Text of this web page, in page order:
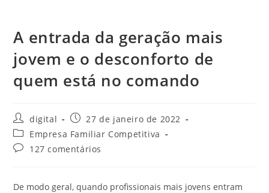
A entrada da geração mais
jovem e o desconforto de
quem está no comando
digital
27 de janeiro de 2022
Empresa Familiar Competitiva
127 comentários
De modo geral, quando profissionais mais jovens entram